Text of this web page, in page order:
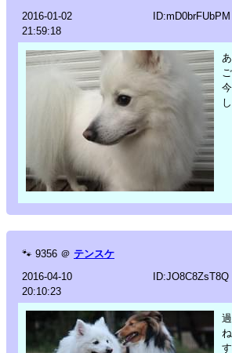
2016-01-02
21:59:18
ID:mD0brFUbPM
🐾 9356 ＠ テンスケ
2016-04-10
20:10:23
ID:JO8C8ZsT8Q